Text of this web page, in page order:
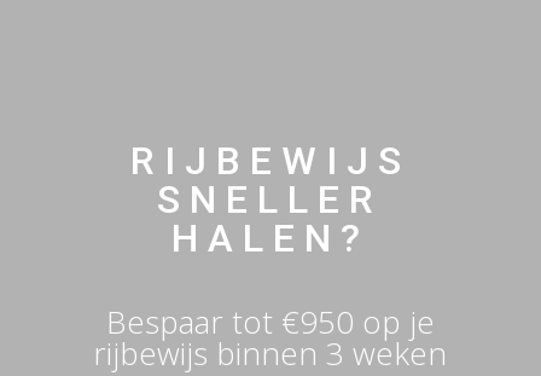
RIJBEWIJS
SNELLER
HALEN?
Bespaar tot €950 op je
rijbewijs binnen 3 weken